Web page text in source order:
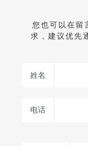
您也可以在留
求，建议优先
姓名
电话